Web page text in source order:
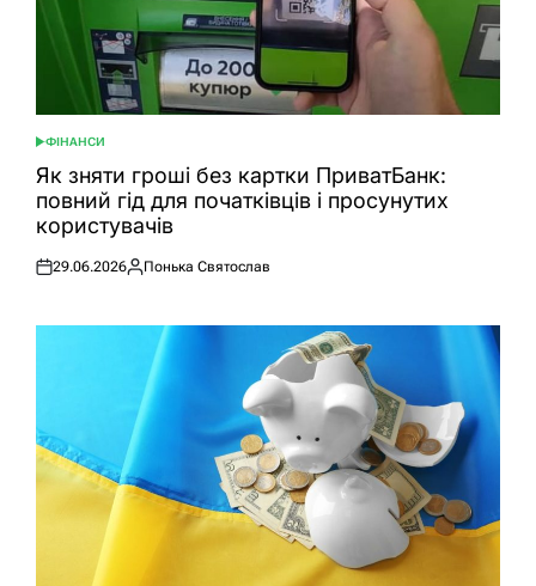
ОПУБЛІКУВАТИ
У
ФІНАНСИ
Як зняти гроші без картки ПриватБанк:
повний гід для початківців і просунутих
користувачів
Оприлюднено
29.06.2026
Опубліковано
Понька Святослав